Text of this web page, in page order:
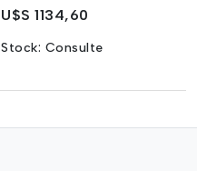
U$S 1134,60
Stock: Consulte